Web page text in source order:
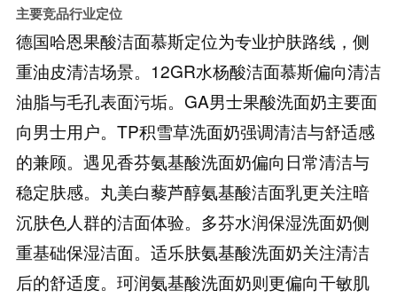
主要竞品行业定位
德国哈恩果酸洁面慕斯定位为专业护肤路线，侧
重油皮清洁场景。12GR水杨酸洁面慕斯偏向清洁
油脂与毛孔表面污垢。GA男士果酸洗面奶主要面
向男士用户。TP积雪草洗面奶强调清洁与舒适感
的兼顾。遇见香芬氨基酸洗面奶偏向日常清洁与
稳定肤感。丸美白藜芦醇氨基酸洁面乳更关注暗
沉肤色人群的洁面体验。多芬水润保湿洗面奶侧
重基础保湿洁面。适乐肤氨基酸洗面奶关注清洁
后的舒适度。珂润氨基酸洗面奶则更偏向干敏肌